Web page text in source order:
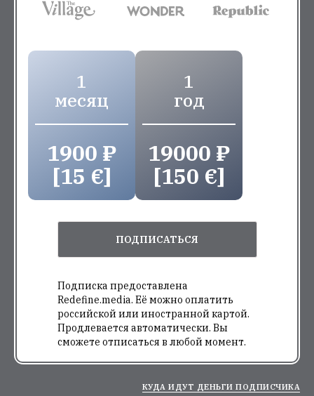
1
месяц
1900 ₽
[15 €]
1
год
19000 ₽
[150 €]
ПОДПИСАТЬСЯ
Подписка предоставлена
Redefine.media. Её можно оплатить
российской или иностранной картой.
Продлевается автоматически. Вы
сможете отписаться в любой момент.
КУДА ИДУТ ДЕНЬГИ ПОДПИСЧИКА